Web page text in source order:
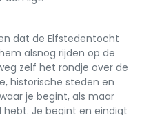
dat de Elfstedentocht
alsnog rijden op de
zelf het rondje over de
historische steden en
je begint, als maar
Je begint en eindigt